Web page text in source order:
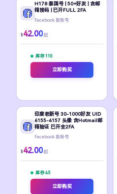
H178 泰国号 | 50+好友 | 含邮
箱接码 | 已开FULL 2FA
Facebook 新账号
¥42.00 起
库存 110
立即购买
印度老新号 30-1000好友 UID
6155-6157 头像 含Hotmail邮
箱验证 已开全2FA
Facebook 新账号
¥42.00 起
库存 45
立即购买